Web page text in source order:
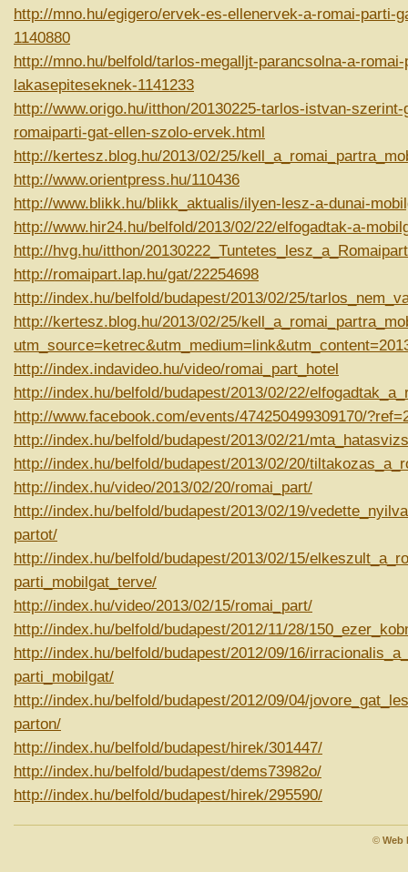
http://mno.hu/egigero/ervek-es-ellenervek-a-romai-parti-
1140880
http://mno.hu/belfold/tarlos-megalljt-parancsolna-a-
lakasepiteseknek-1141233
http://www.origo.hu/itthon/20130225-tarlos-istvan-szerint-
romaiparti-gat-ellen-szolo-ervek.html
http://kertesz.blog.hu/2013/02/25/
http://www.orientpress.hu/110436
http://www.blikk.hu/blikk_aktualis/ilyen-lesz-a-dunai-
http://www.hir24.hu/belfold/2013/02/22/elfogadtak-a-
http://hvg.hu/itthon/
http://romaipart.lap.hu/gat/22254698
http://index.hu/belfold/budapest/2013/02/25/
http://kertesz.blog.hu/2013/02/25/
http://index.indavideo.hu/video/romai_part_hotel
http://index.hu/belfold/budapest/2013/02/22/
http://www.facebook.com/events/474250499309170/
http://index.hu/belfold/budapest/2013/02/21/
http://index.hu/belfold/budapest/2013/02/20/
http://index.hu/video/2013/02/20/romai_part/
http://index.hu/belfold/budapest/2013/02/19/
partot/
http://index.hu/belfold/budapest/2013/02/15/
parti_mobilgat_terve/
http://index.hu/video/2013/02/15/romai_part/
http://index.hu/belfold/budapest/2012/11/28/
http://index.hu/belfold/budapest/2012/09/16/
parti_mobilgat/
http://index.hu/belfold/budapest/2012/09/04/
parton/
http://index.hu/belfold/budapest/hirek/301447/
http://index.hu/belfold/budapest/dems73982o/
http://index.hu/belfold/budapest/hirek/295590/
©Web